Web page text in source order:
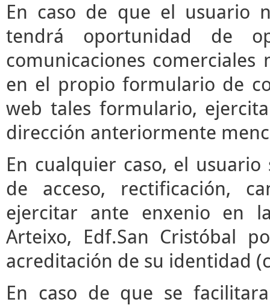
En caso de que el usuario
tendrá oportunidad de
comunicaciones
en el propio formulario de
web tales formulario,
dirección anteriormente
En cualquier caso, el
de acceso, rectificación,
ejercitar ante enxenio en
Arteixo, Edf.San Cristóbal
acreditación de su identidad
En caso de que se